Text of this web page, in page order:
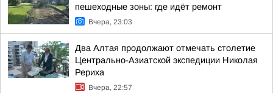
пешеходные зоны: где идёт ремонт
Вчера, 23:03
Два Алтая продолжают отмечать столетие
Центрально-Азиатской экспедиции Николая
Рериха
Вчера, 22:57